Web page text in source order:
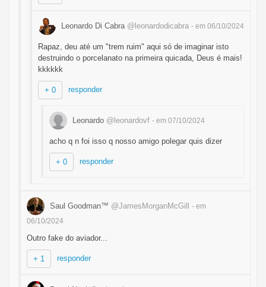
Leonardo Di Cabra @leonardodicabra - em 06/10/2024
Rapaz, deu até um "trem ruim" aqui só de imaginar isto
destruindo o porcelanato na primeira quicada, Deus é mais!
kkkkkk
+ 0 responder
Leonardo @leonardovf - em 07/10/2024
acho q n foi isso q nosso amigo polegar quis dizer
+ 0 responder
Saul Goodman™ @JamesMorganMcGill - em
06/10/2024
Outro fake do aviador...
+ 1 responder